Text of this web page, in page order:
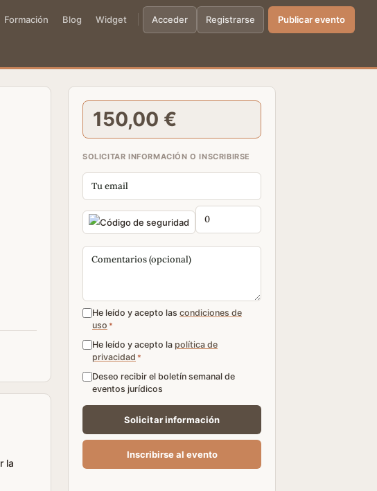
Formación Blog Widget Acceder Registrarse Publicar evento
la
150,00 €
SOLICITAR INFORMACIÓN O INSCRIBIRSE
He leído y acepto las condiciones de
uso *
He leído y acepto la política de
privacidad *
Deseo recibir el boletín semanal de
eventos jurídicos